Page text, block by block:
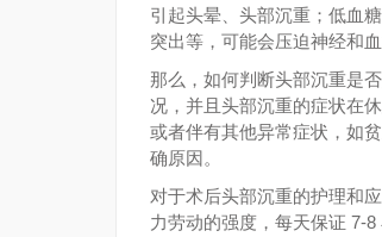
引起头晕、头部沉重；低血
突出等，可能会压迫神经和
那么，如何判断头部沉重是
况，并且头部沉重的症状在
或者伴有其他异常症状，如
确原因。
对于术后头部沉重的护理和
力劳动的强度，每天保证 7-